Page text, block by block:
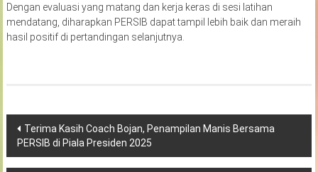
Dengan evaluasi yang matang dan kerja keras di sesi latihan
mendatang, diharapkan PERSIB dapat tampil lebih baik dan meraih
hasil positif di pertandingan selanjutnya.
Navigasi
pos
Terima Kasih Coach Bojan, Penampilan Manis Bersama
PERSIB di Piala Presiden 2025